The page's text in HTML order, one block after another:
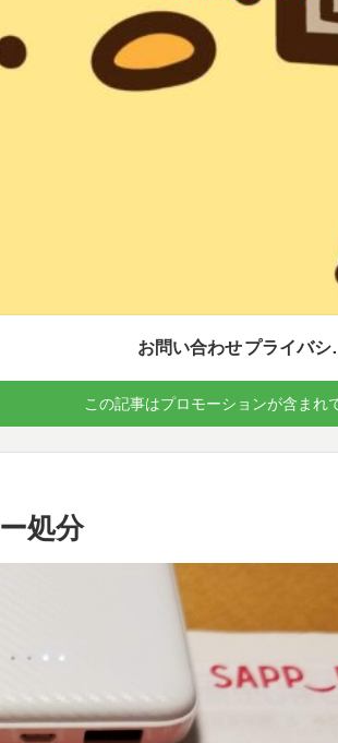
お問い合わせ プラ
この記事はプロモーションが含まれ
処分